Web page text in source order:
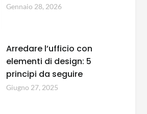
Gennaio 28, 2026
Arredare l’ufficio con
elementi di design: 5
principi da seguire
Giugno 27, 2025